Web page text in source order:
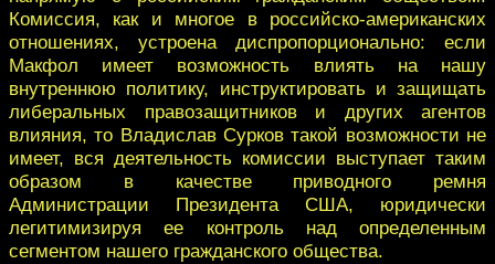
Комиссия, как и многое в российско-американских
отношениях, устроена диспропорционально: если
Макфол имеет возможность влиять на нашу
внутреннюю политику, инструктировать и защищать
либеральных правозащитников и других агентов
влияния, то Владислав Сурков такой возможности не
имеет, вся деятельность комиссии выступает таким
образом в качестве приводного ремня
Администрации Президента США, юридически
легитимизируя ее контроль над определенным
сегментом нашего гражданского общества.